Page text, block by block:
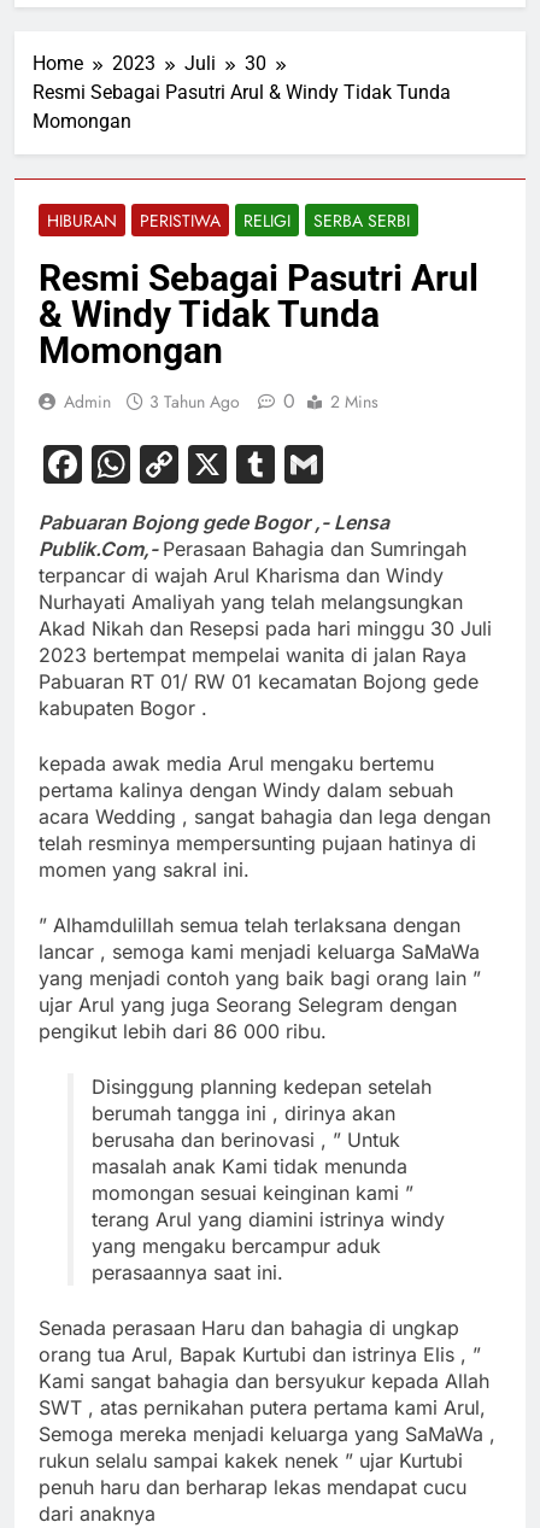
Home 2023 Juli
30
Resmi Sebagai Pasutri Arul & Windy Tidak Tunda
Momongan
HIBURAN PERISTIWA RELIGI SERBA SERBI
Resmi Sebagai Pasutri Arul
& Windy Tidak Tunda
Momongan
Admin 3 Tahun Ago 0 2 Mins
Facebook
WhatsApp
Copy
Link
X Tumblr
Pabuaran Bojong gede Bogor ,- Lensa
Publik.Com,- Perasaan Bahagia dan Sumringah
terpancar di wajah Arul Kharisma dan Windy
Nurhayati Amaliyah yang telah melangsungkan
Akad Nikah dan Resepsi pada hari minggu 30 Juli
2023 bertempat mempelai wanita di jalan Raya
Pabuaran RT 01/ RW 01 kecamatan Bojong gede
kabupaten Bogor .
kepada awak media Arul mengaku bertemu
pertama kalinya dengan Windy dalam sebuah
acara Wedding , sangat bahagia dan lega dengan
telah resminya mempersunting pujaan hatinya di
momen yang sakral ini.
” Alhamdulillah semua telah terlaksana dengan
lancar , semoga kami menjadi keluarga SaMaWa
yang menjadi contoh yang baik bagi orang lain ”
ujar Arul yang juga Seorang Selegram dengan
pengikut lebih dari 86 000 ribu.
Disinggung planning kedepan setelah
berumah tangga ini , dirinya akan
berusaha dan berinovasi , ” Untuk
masalah anak Kami tidak menunda
momongan sesuai keinginan kami ”
terang Arul yang diamini istrinya windy
yang mengaku bercampur aduk
perasaannya saat ini.
Senada perasaan Haru dan bahagia di ungkap
orang tua Arul, Bapak Kurtubi dan istrinya Elis , ”
Kami sangat bahagia dan bersyukur kepada Allah
SWT , atas pernikahan putera pertama kami Arul,
Semoga mereka menjadi keluarga yang SaMaWa ,
rukun selalu sampai kakek nenek ” ujar Kurtubi
penuh haru dan berharap lekas mendapat cucu
dari anaknya